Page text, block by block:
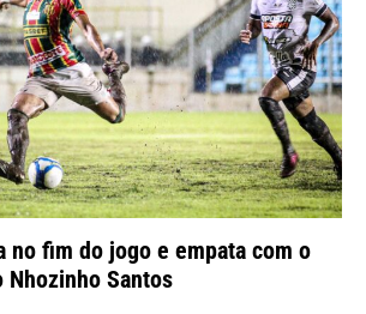
no fim do jogo e empata com o
Nhozinho Santos